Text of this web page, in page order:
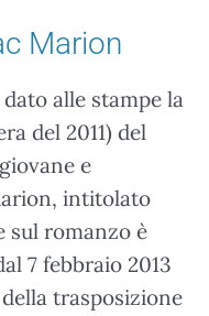
Marion
alle stampe la
del 2011) del
e
intitolato
sul romanzo è
7 febbraio 2013
trasposizione